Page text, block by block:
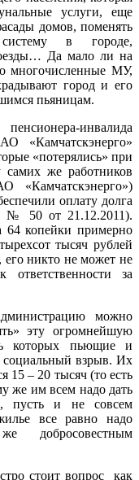
услуги, еще
домов, поменять
в городе,
Да мало ли на
многочисленные МУ,
город и его
пьяницам.
инвалида
«Камчатскэнерго»
«потерялись» при
самих же работников
«Камчатскэнерго»)
оплату долга
№ 50 от 21.12.2011).
64 копейки примерно
тысяч рублей
его никто не может не
за
можно
эту огромнейшую
которых пьющие и
социальный взрыв. Их
15 – 20 тысяч (то есть
же им всем надо дать
пусть и не совсем
все равно надо
стоит вопрос как